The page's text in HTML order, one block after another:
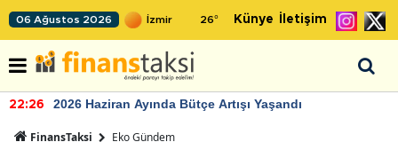
06 Ağustos 2026 26° Künye İletişim
22:26 2026 Haziran Ayında Bütçe Artışı Yaşandı
FinansTaksi Eko Gündem